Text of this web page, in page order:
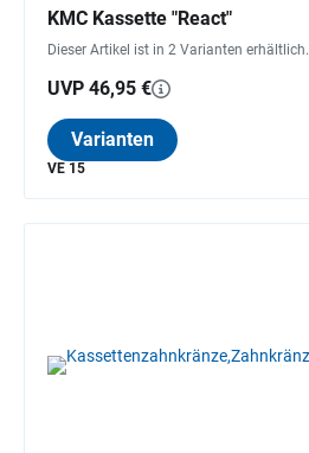
KMC Kassette "React"
Dieser Artikel ist in 2 Varianten erhältlich.
UVP 46,95 €
Varianten
VE 15